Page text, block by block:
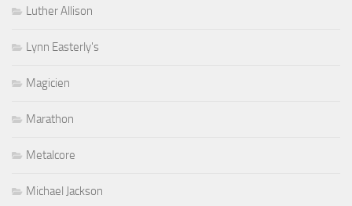
Luther Allison
Lynn Easterly's
Magicien
Marathon
Metalcore
Michael Jackson